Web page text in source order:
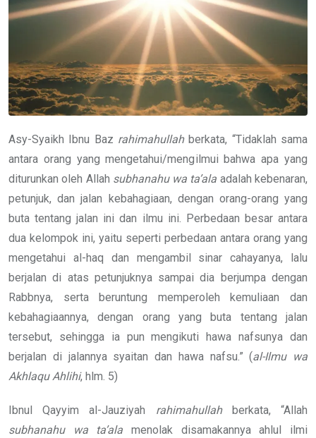
Asy-Syaikh Ibnu Baz rahimahullahberkata, “Tidaklah sama
antara orang yang mengetahui/mengilmui bahwa apa yang
diturunkan oleh Allah subhanahu wa ta’ala adalah kebenaran,
petunjuk, dan jalan kebahagiaan, dengan orang-orang yang
buta tentang jalan ini dan ilmu ini. Perbedaan besar antara
dua kelompok ini, yaitu seperti perbedaan antara orang yang
mengetahui al-haq dan mengambil sinar cahayanya, lalu
berjalan di atas petunjuknya sampai dia berjumpa dengan
Rabbnya, serta beruntung memperoleh kemuliaan dan
kebahagiaannya, dengan orang yang buta tentang jalan
tersebut, sehingga ia pun mengikuti hawa nafsunya dan
berjalan di jalannya syaitan dan hawa nafsu.” (al-Ilmu wa
Akhlaqu Ahlihi, hlm. 5)
Ibnul Qayyim al-Jauziyah rahimahullahberkata, “Allah
subhanahu wa ta’ala menolak disamakannya ahlul ilmi